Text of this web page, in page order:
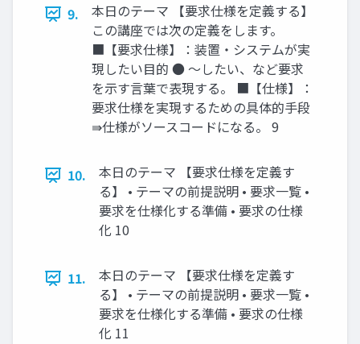
9.
本日のテーマ 【要求仕様を定義する】
この講座では次の定義をします。
■【要求仕様】：装置・システムが実
現したい目的 ● 〜したい、など要求
を示す言葉で表現する。 ■【仕様】：
要求仕様を実現するための具体的手段
⇛仕様がソースコードになる。 9
10.
本日のテーマ 【要求仕様を定義す
る】 • テーマの前提説明 • 要求一覧 •
要求を仕様化する準備 • 要求の仕様
化 10
11.
本日のテーマ 【要求仕様を定義す
る】 • テーマの前提説明 • 要求一覧 •
要求を仕様化する準備 • 要求の仕様
化 11